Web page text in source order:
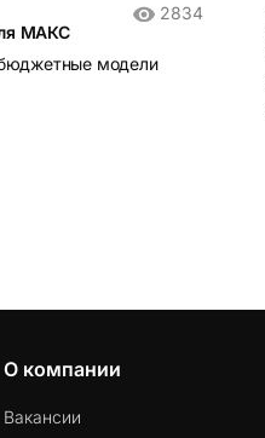
2834
МАКС
модели
О компании
Вакансии